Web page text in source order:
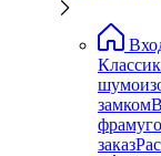
замком
заказ